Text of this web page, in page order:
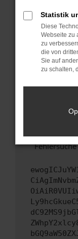
sind.
Veraltete
führen,
unterstützt
Wende
Wenn du
hast,
versuchen,
uns diesen
Statistik
Diese
Webseite zu
zu
die von
Sie auf
zu schalten,